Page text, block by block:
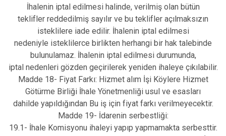
İhalenin iptal edilmesi halinde, verilmiş olan bütün
teklifler reddedilmiş sayılır ve bu teklifler açılmaksızın
isteklilere iade edilir. İhalenin iptal edilmesi
nedeniyle isteklilerce birlikten herhangi bir hak talebinde
bulunulamaz. İhalenin iptal edilmesi durumunda,
iptal nedenleri gözden geçirilerek yeniden ihaleye çıkılabilir.
Madde 18- Fiyat Farkı: Hizmet alım İşi Köylere Hizmet
Götürme Birliği İhale Yönetmenliği usul ve esasları
dahilde yapıldığından Bu iş için fiyat farkı verilmeyecektir.
Madde 19- İdarenin serbestliği:
19.1- İhale Komisyonu ihaleyi yapıp yapmamakta serbesttir.